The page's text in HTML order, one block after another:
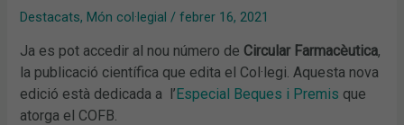
Destacats, Món col·legial /febrer 16, 2021
Ja es pot accedir al nou número de Circular Farmacèutica,
la publicació científica que edita el Col·legi. Aquesta nova
edició està dedicada a l’Especial Beques i Premis que
atorga el COFB.